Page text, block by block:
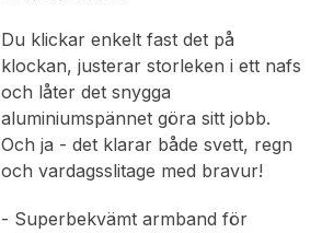
Du klickar enkelt fast det på
klockan, justerar storleken i ett nafs
och låter det snygga
aluminiumspännet göra sitt jobb.
Och ja - det klarar både svett, regn
och vardagsslitage med bravur!
- Superbekvämt armband för